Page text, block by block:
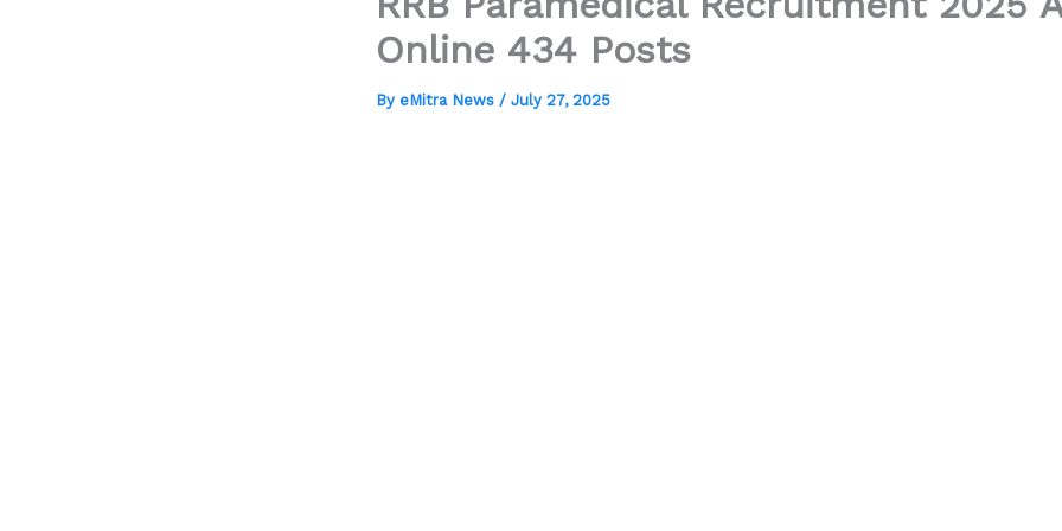
Online 434 Posts
By eMitra News / July 27, 2025